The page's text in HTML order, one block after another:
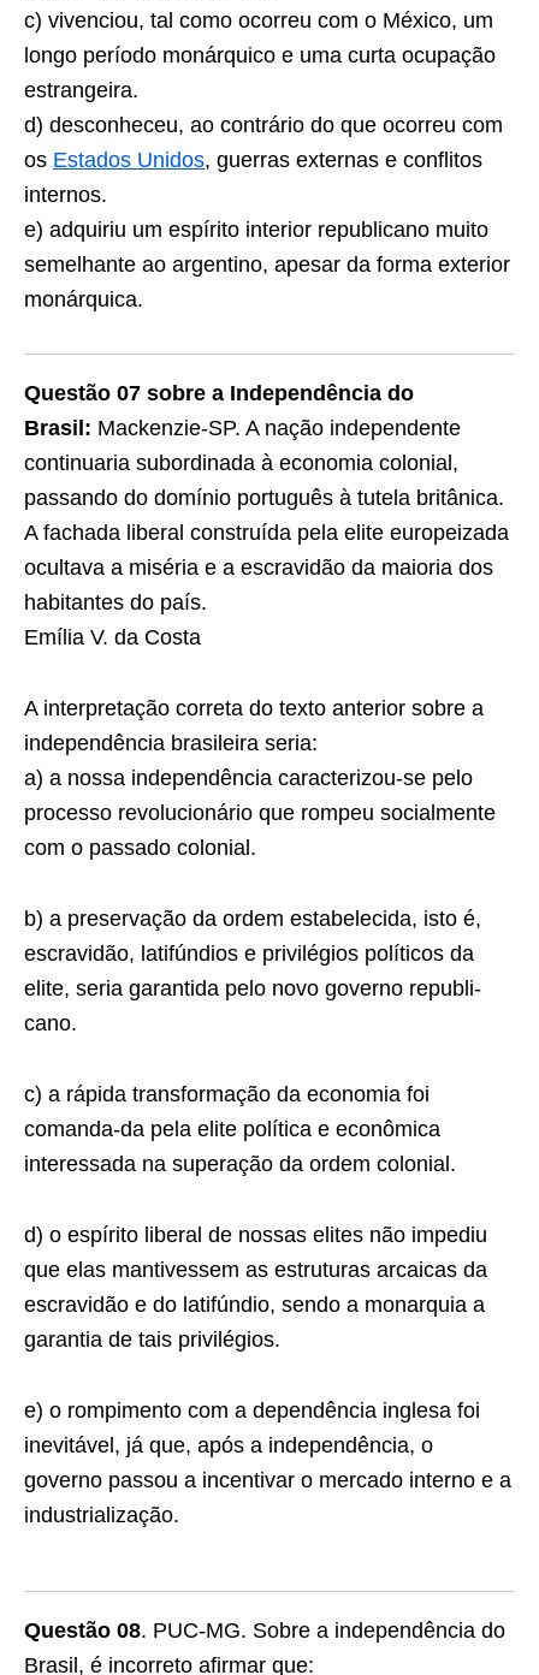
c) vivenciou, tal como ocorreu com o México, um
longo período monárquico e uma curta ocupação
estrangeira.
d) desconheceu, ao contrário do que ocorreu com
os Estados Unidos, guerras externas e conflitos
internos.
e) adquiriu um espírito interior republicano muito
semelhante ao argentino, apesar da forma exterior
monárquica.
Questão 07 sobre a Independência do
Brasil: Mackenzie-SP. A nação independente
continuaria subordinada à economia colonial,
passando do domínio português à tutela britânica.
A fachada liberal construída pela elite europeizada
ocultava a miséria e a escravidão da maioria dos
habitantes do país.
Emília V. da Costa
A interpretação correta do texto anterior sobre a
inde­pendência brasileira seria:
a) a nossa independência caracterizou-se pelo
pro­cesso revolucionário que rompeu socialmente
com o passado colonial.
b) a preservação da ordem estabelecida, isto é,
escravidão, latifúndios e privilégios políticos da
elite, seria garantida pelo novo governo republi­
cano.
c) a rápida transformação da economia foi
comanda-da pela elite política e econômica
interessada na superação da ordem colonial.
d) o espírito liberal de nossas elites não impediu
que elas mantivessem as estruturas arcaicas da
escravidão e do latifúndio, sendo a monarquia a
garantia de tais privilégios.
e) o rompimento com a dependência inglesa foi
ine­vitável, já que, após a independência, o
governo passou a incentivar o mercado interno e a
indus­trialização.
Questão 08. PUC-MG. Sobre a independência do
Brasil, é incorreto afirmar que: